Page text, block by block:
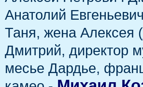
Анатолий
Таня, жена Алексея (
Дмитрий, директор
месье Дардье,